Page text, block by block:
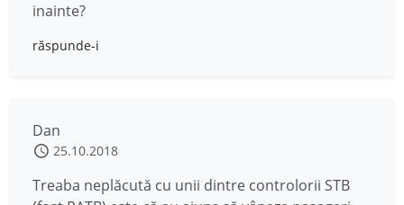
inainte?
răspunde-i
Dan
25.10.2018
Treaba neplăcută cu unii dintre controlorii STB